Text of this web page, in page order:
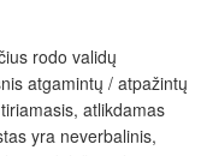
rodo validų
atgamintų / atpažintų
atlikdamas
yra neverbalinis,